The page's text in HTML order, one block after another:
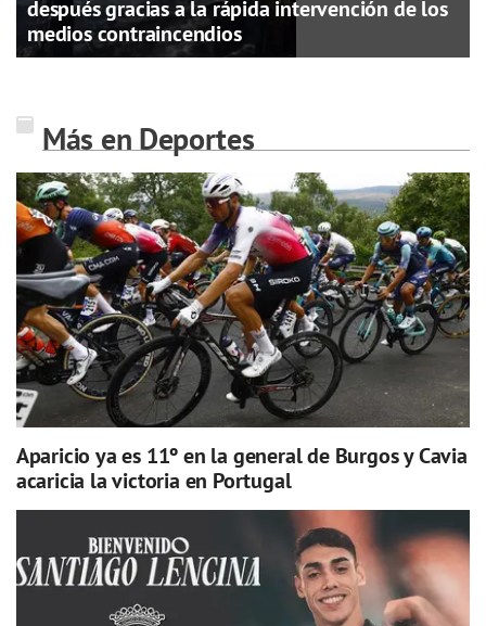
después gracias a la rápida intervención de los
medios contraincendios
Más en Deportes
Aparicio ya es 11º en la general de Burgos y Cavia
acaricia la victoria en Portugal